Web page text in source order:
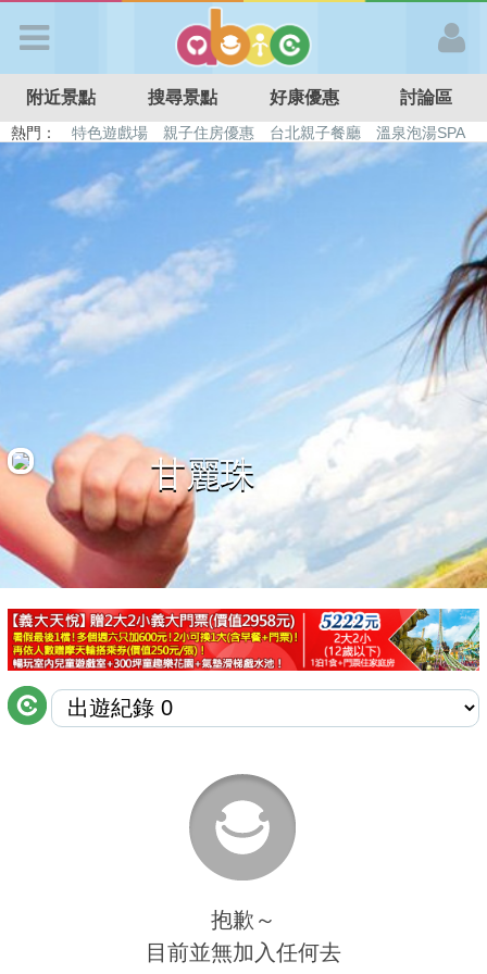
APP登入
首 頁
搜尋景點
好康優惠
最新留言
商家合作
推薦景點
討論區
聯絡我們
附近景點 搜尋景點 好康優惠 討論區
熱門： 特色遊戲場 親子住房優惠 台北親子餐廳
溫泉泡湯SPA
溜滑梯民宿
觀光工廠 日本親子景點
甘麗珠
抱歉～
目前並無加入任何去